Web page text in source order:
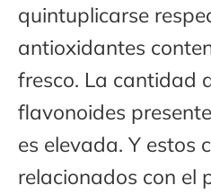
quintuplicarse
antioxidantes
fresco. La cantidad
flavonoides
es elevada. Y estos
relacionados con el